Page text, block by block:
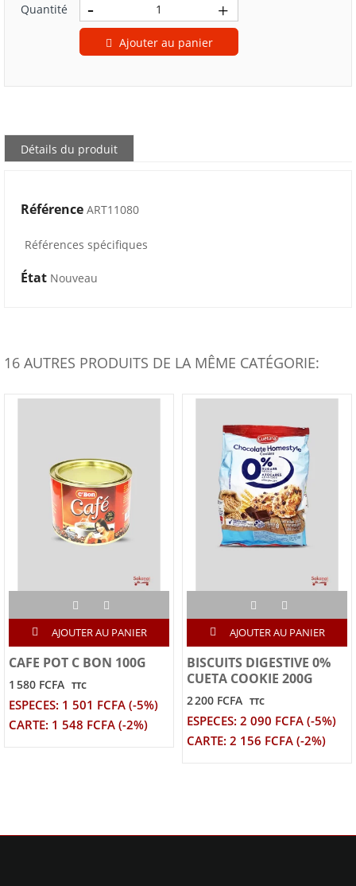
Quantité
Ajouter au panier
Détails du produit
Référence ART11080
Références spécifiques
État Nouveau
16 AUTRES PRODUITS DE LA MÊME CATÉGORIE:
AJOUTER AU PANIER
CAFE POT C BON 100G
1 580 FCFA TTC
ESPECES: 1 501 FCFA (-5%)
CARTE: 1 548 FCFA (-2%)
AJOUTER AU PANIER
BISCUITS DIGESTIVE 0%
CUETA COOKIE 200G
2 200 FCFA TTC
ESPECES: 2 090 FCFA (-5%)
CARTE: 2 156 FCFA (-2%)